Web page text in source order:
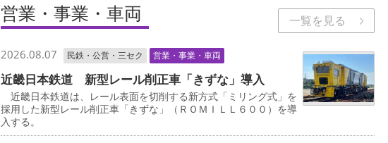
営業・事業・車両 一覧を見る
2026.08.07 民鉄・公営・三セク 営業・事業・車両
近畿日本鉄道 新型レール削正車「きずな」導入
近畿日本鉄道は、レール表面を切削する新方式「ミリング式」を
採用した新型レール削正車「きずな」（ＲＯＭＩＬＬ６００）を導
入する。